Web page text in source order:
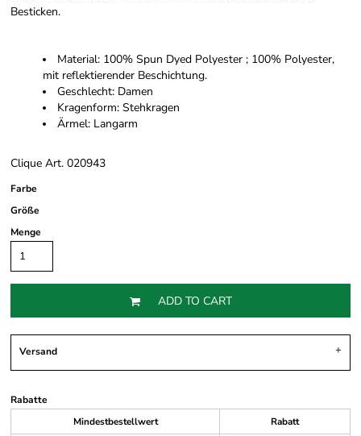
Besticken.
Material: 100% Spun Dyed Polyester ; 100% Polyester,
mit reflektierender Beschichtung.
Geschlecht: Damen
Kragenform: Stehkragen
Ärmel: Langarm
Clique Art. 020943
Farbe
Größe
Menge
ADD TO CART
Versand
Rabatte
Mindestbestellwert
Rabatt